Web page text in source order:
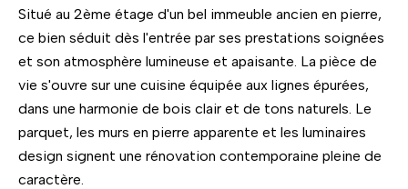
Situé au 2ème étage d'un bel immeuble ancien en pierre,
ce bien séduit dès l'entrée par ses prestations soignées
et son atmosphère lumineuse et apaisante. La pièce de
vie s'ouvre sur une cuisine équipée aux lignes épurées,
dans une harmonie de bois clair et de tons naturels. Le
parquet, les murs en pierre apparente et les luminaires
design signent une rénovation contemporaine pleine de
caractère.